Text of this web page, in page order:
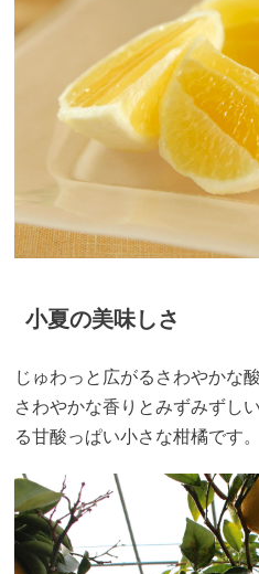
小夏の美味しさ
じゅわっと広がるさわやかな酸
さわやかな香りとみずみずし
る甘酸っぱい小さな柑橘です。